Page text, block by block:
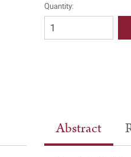
Quantity:
Abstract